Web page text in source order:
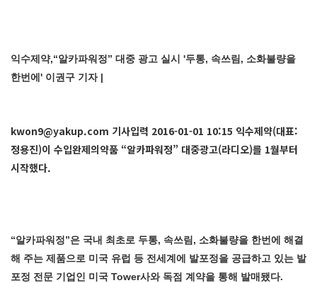
익수제약,“알카파워정” 대중 광고 실시 '두통, 속쓰림, 소화불량을
한번에' 이권구 기자 |
kwon9@yakup.com 기사입력 2016-01-01 10:15 익수제약(대표:
정용진)이 수입완제의약품 “알카파워정” 대중광고(라디오)를 1월부터
시작했다.
“알카파워정”은 국내 최초로 두통, 속쓰림, 소화불량을 한번에 해결
해 주는 제품으로 미국 유럽 등 전세계에 발포정을 공급하고 있는 발
포정 전문 기업인 미국 Tower사와 독점 계약을 통해 발매됐다.